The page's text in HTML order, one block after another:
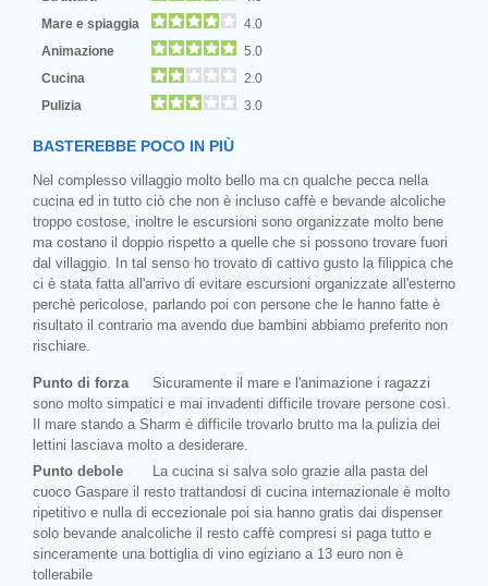
Mare e spiaggia
4.0
Animazione
5.0
Cucina
2.0
Pulizia
3.0
BASTEREBBE POCO IN PIÙ
Nel complesso villaggio molto bello ma cn qualche pecca nella
cucina ed in tutto ciò che non è incluso caffè e bevande alcoliche
troppo costose, inoltre le escursioni sono organizzate molto bene
ma costano il doppio rispetto a quelle che si possono trovare fuori
dal villaggio. In tal senso ho trovato di cattivo gusto la filippica che
ci è stata fatta all'arrivo di evitare escursioni organizzate all'esterno
perchè pericolose, parlando poi con persone che le hanno fatte è
risultato il contrario ma avendo due bambini abbiamo preferito non
rischiare.
Punto di forza
Sicuramente il mare e l'animazione i ragazzi
sono molto simpatici e mai invadenti difficile trovare persone così.
Il mare stando a Sharm è difficile trovarlo brutto ma la pulizia dei
lettini lasciava molto a desiderare.
Punto debole
La cucina si salva solo grazie alla pasta del
cuoco Gaspare il resto trattandosi di cucina internazionale è molto
ripetitivo e nulla di eccezionale poi sia hanno gratis dai dispenser
solo bevande analcoliche il resto caffè compresi si paga tutto e
sinceramente una bottiglia di vino egiziano a 13 euro non è
tollerabile